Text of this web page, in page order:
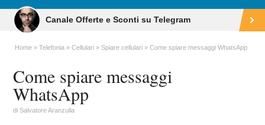
Canale Offerte e Sconti su Telegram
Home Telefonia Cellulari Spiare cellulari Come spiare messaggi WhatsApp
Come spiare messaggi
WhatsApp
diSalvatore Aranzulla